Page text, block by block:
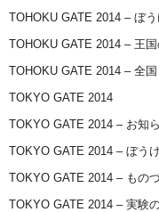
TOHOKU GATE 2014 – ぼ
TOHOKU GATE 2014 – 王
TOHOKU GATE 2014 – 全国
TOKYO GATE 2014
TOKYO GATE 2014 – お知
TOKYO GATE 2014 – ぼう
TOKYO GATE 2014 – もの
TOKYO GATE 2014 – 実験